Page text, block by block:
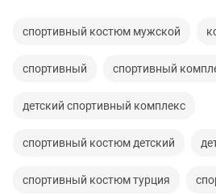
спортивный костюм мужской
спортивный спортивный
детский спортивный комплекс
спортивный костюм детский
спортивный костюм турция